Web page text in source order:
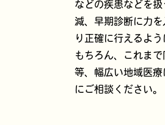
などの疾患などを
減、早期診断に力
り正確に行えるよう
もちろん、これま
等、幅広い地域医
にご相談ください。